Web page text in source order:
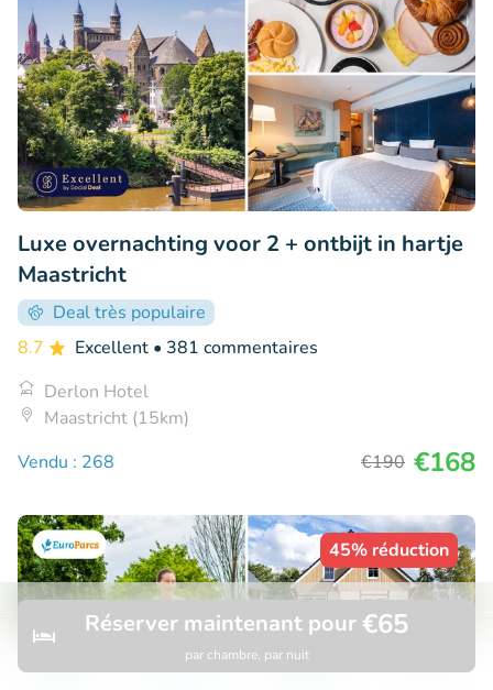
Rechercher Réservations
Réserver maintenant pour€65
par chambre, par nuit
Luxe overnachting voor 2 + ontbijt in hartje
Maastricht
Deal très populaire
8.7
Excellent • 381 commentaires
Derlon Hotel
Maastricht (15km)
Vendu : 268
€190 €168
45% réduction